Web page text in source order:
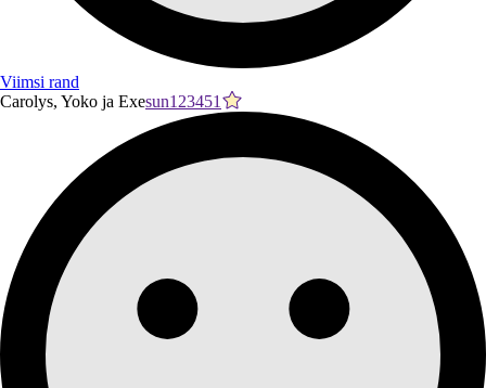
Viimsi rand
Carolys, Yoko ja Exesun123451